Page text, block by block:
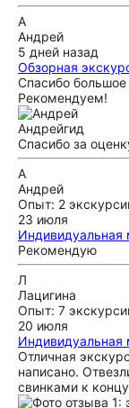
А
Андрей
5 дней назад
Обзорная
Спасибо большое
Рекомендуем!
Андрейгид
Спасибо за
А
Андрей
Опыт: 2
23 июля
Индивидуальная
Рекомендую
Л
Лацигина
Опыт: 7
20 июля
Индивидуальная
Отличная
написано.
свинками к